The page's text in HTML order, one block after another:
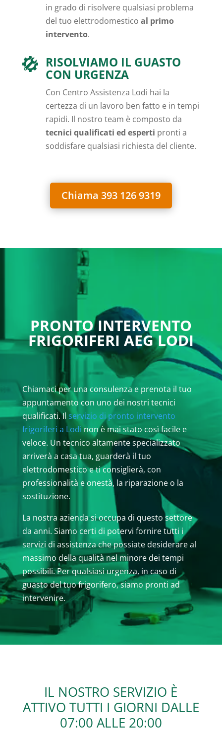
in grado di risolvere qualsiasi problema
del tuo elettrodomestico al primo
intervento.
RISOLVIAMO IL GUASTO
CON URGENZA
Con Centro Assistenza Lodi hai la
certezza di un lavoro ben fatto e in tempi
rapidi. Il nostro team è composto da
tecnici qualificati ed esperti pronti a
soddisfare qualsiasi richiesta del cliente.
Chiama 393 126 9319
PRONTO INTERVENTO
FRIGORIFERI AEG LODI
Chiamaci per una consulenza e prenota il tuo
appuntamento con uno dei nostri tecnici
qualificati. Il servizio di pronto intervento
frigoriferi a Lodinon è mai stato così facile e
veloce. Un tecnico altamente specializzato
arriverà a casa tua, guarderà il tuo
elettrodomestico e ti consiglierà, con
professionalità e onestà, la riparazione o la
sostituzione.
La nostra azienda si occupa di questo settore
da anni. Siamo certi di potervi fornire tutti i
servizi di assistenza che possiate desiderare al
massimo della qualità nel minore dei tempi
possibili. Per qualsiasi urgenza, in caso di
guasto del tuo frigorifero, siamo pronti ad
intervenire.
IL NOSTRO SERVIZIO È
ATTIVO TUTTI I GIORNI DALLE
07:00 ALLE 20:00